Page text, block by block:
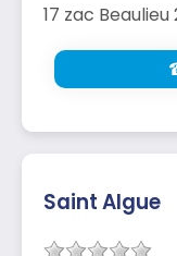
17 zac Beaulieu
Saint Algue